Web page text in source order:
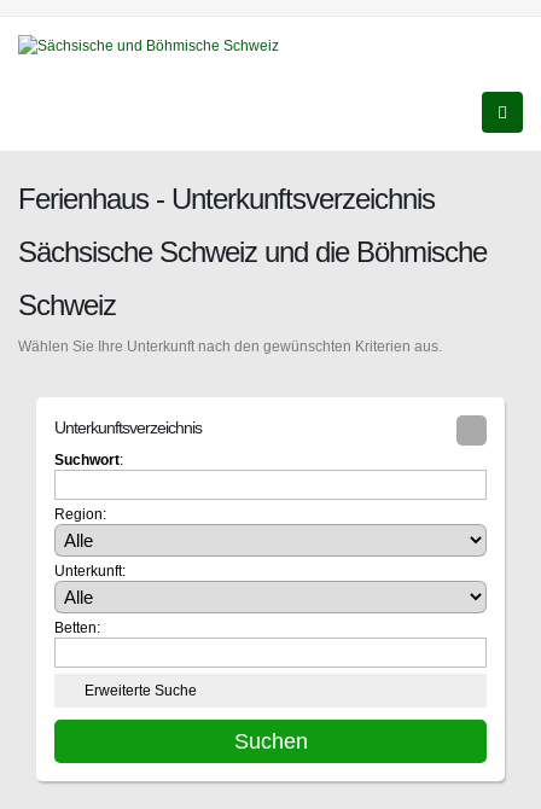
Ferienhaus - Unterkunftsverzeichnis
Sächsische Schweiz und die Böhmische
Schweiz
Wählen Sie Ihre Unterkunft nach den gewünschten Kriterien aus.
Unterkunftsverzeichnis
Suchwort:
Region:
Unterkunft:
Betten:
Erweiterte Suche